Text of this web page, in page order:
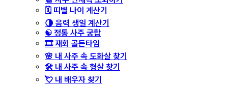
🗓️ 띠별 나이 계산기
🌗 음력 생일 계산기
☯️ 정통 사주 궁합
🎞️ 재회 골든타임
🌸 내 사주 속 도화살 찾기
🛠️ 내 사주 속 형살 찾기
💘 내 배우자 찾기